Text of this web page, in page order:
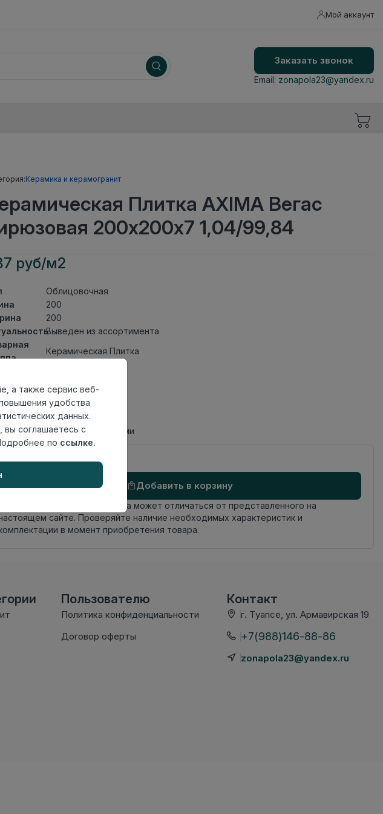
Мой аккаунт
Заказать звонок
Email: zonapola23@yandex.ru
Керамика и керамогранит
Плитка AXIMA Вегас
200х200х7 1,04/99,84
руб/м2
Облицовочная
200
200
Выведен из ассортимента
Керамическая Плитка
Россия
Книга с коллекциями
44 упак
Добавить в корзину
Внимание! Внешний вид товара может отличаться от представленного на
сайте. Проверяйте наличие необходимых характеристик и
в момент приобретения товара.
Пользователю
Политика конфиденциальности
Договор оферты
Контакт
г. Туапсе, ул. Армавирская 19
+7(988)146-88-86
zonapola23@yandex.ru
а также сервис веб-
удобства
данных.
вы соглашаетесь с
по ссылке.